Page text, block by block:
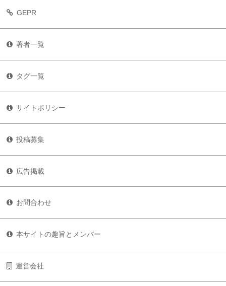
GEPR
著者一覧
タグ一覧
サイトポリシー
投稿募集
広告掲載
お問合わせ
本サイトの趣旨とメンバー
運営会社